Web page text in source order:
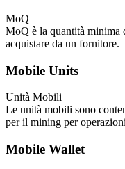
MoQ
MoQ è la quantità minima
acquistare da un fornitore.
Mobile Units
Unità Mobili
Le unità mobili sono
per il mining per
Mobile Wallet